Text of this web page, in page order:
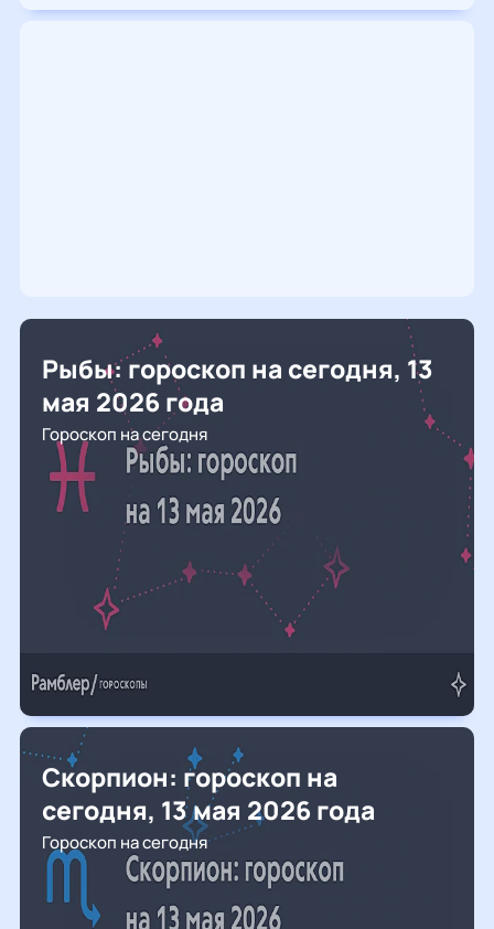
Рыбы: гороскоп на сегодня, 13
мая 2026 года
Гороскоп на сегодня
Скорпион: гороскоп на
сегодня, 13 мая 2026 года
Гороскоп на сегодня